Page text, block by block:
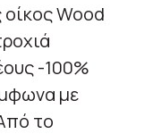
Wood
-100%
με
το